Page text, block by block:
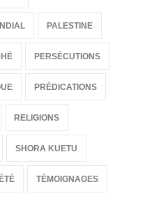
PALESTINE
PERSÉCUTIONS
PRÉDICATIONS
RELIGIONS
SHORA KUETU
TÉMOIGNAGES